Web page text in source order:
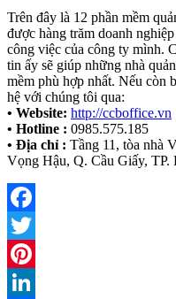
Trên đây là 12 phần mềm
được hàng trăm doanh
công việc của công ty mình.
tin ấy sẽ giúp những nhà
mềm phù hợp nhất. Nếu còn
hệ với chúng tôi qua:
• Website: http://ccboffice.vn
• Hotline : 0985.575.185
• Địa chỉ : Tầng 11, tòa nhà
Vọng Hậu, Q. Cầu Giấy, TP.
Facebook
Twitter
Pinterest